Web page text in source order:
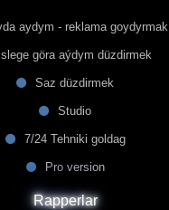
aydym - reklama goydyrmak
Islege göra aýdym düzdirmek
Saz düzdirmek
Studio
7/24 Tehniki goldag
Pro version
Rapperlar